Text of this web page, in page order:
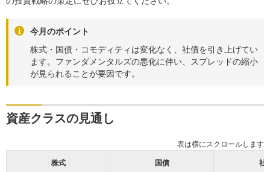
今月のポイント
株式・国債・コモディティは変化なく、社債を引き上げてい
ます。ファンダメンタルズの悪化に伴い、スプレッドの縮小
が見られることが要因です。
資産クラスの見通し
株式 国債 社